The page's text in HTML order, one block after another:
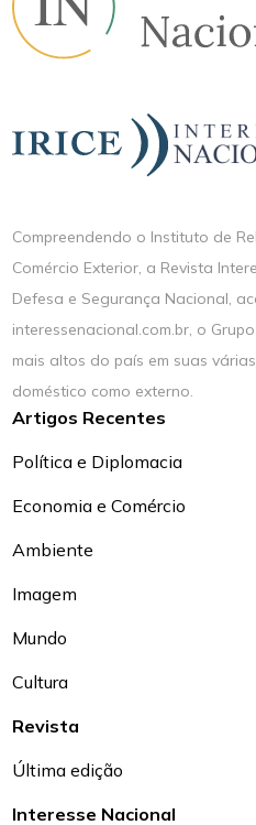
Compreendendo o Instituto de
Comércio Exterior, a Revista
Defesa e Segurança Nacional,
interessenacional.com.br, o
mais altos do país em suas
doméstico como externo.
Artigos Recentes
Política e Diplomacia
Economia e Comércio
Ambiente
Imagem
Mundo
Cultura
Revista
Última edição
Interesse Nacional